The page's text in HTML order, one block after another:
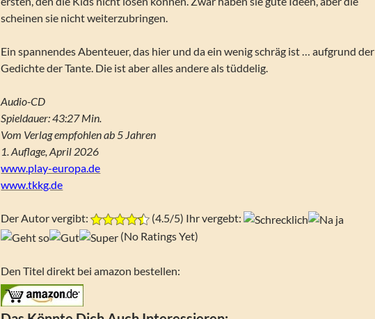
scheinen sie nicht weiterzubringen.
Ein spannendes Abenteuer, das hier und da ein wenig schräg ist … aufgrund der
Gedichte der Tante. Die ist aber alles andere als tüddelig.
Audio-CD
Spieldauer: 43:27 Min.
Vom Verlag empfohlen ab 5 Jahren
1. Auflage, April 2026
www.play-europa.de
www.tkkg.de
Der Autor vergibt:
(4.5/5) Ihr vergebt:
(No Ratings Yet)
Den Titel direkt bei amazon bestellen: